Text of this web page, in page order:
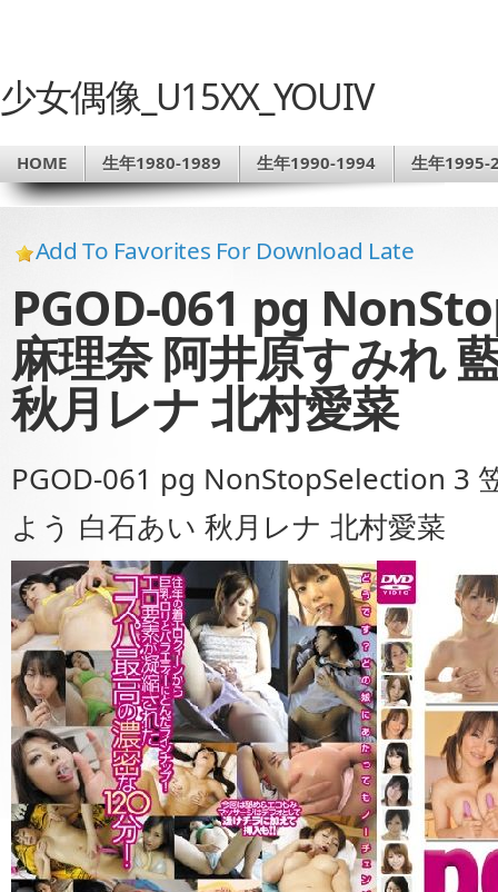
少女偶像_U15XX_YOUIV
HOME 生年1980-1989 生年1990-1994 生年1995-
Add To Favorites For Download Late
PGOD-061 pg
麻理奈 阿井原すみれ
秋月レナ 北村愛菜
PGOD-061 pg NonStopSelection 3
よう 白石あい 秋月レナ 北村愛菜